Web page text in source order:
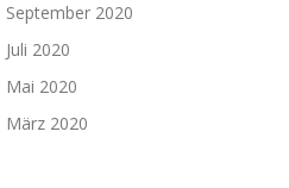
September 2020
Juli 2020
Mai 2020
März 2020